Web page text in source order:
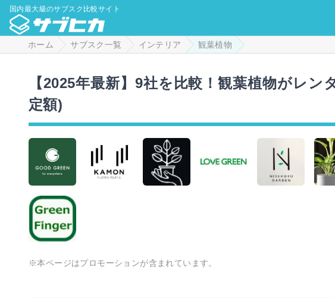
国内最大級のサブスク比較サイト
ホーム サブスク一覧 インテリア 観葉植物
【2025年最新】9社を比較！観葉植物がレ
定額)
※本ページはプロモーションが含まれています。